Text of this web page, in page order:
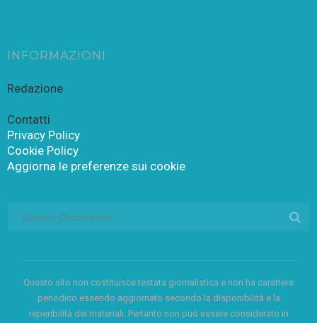
INFORMAZIONI
Redazione
Contatti
Privacy Policy
Cookie Policy
Aggiorna le preferenze sui cookie
Questo sito non costituisce testata giornalistica e non ha carattere
periodico essendo aggiornato secondo la disponibilità e la
reperibilità dei materiali. Pertanto non può essere considerato in